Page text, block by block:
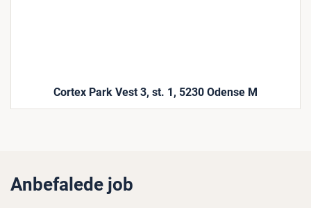
Cortex Park Vest 3, st. 1, 5230 Odense M
Anbefalede job